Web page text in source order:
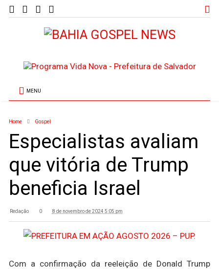
MENU
Home Gospel
Especialistas avaliam
que vitória de Trump
beneficia Israel
Redação 0 8 de novembro de 2024 5:05 pm
Com a confirmação da reeleição de Donald Trump